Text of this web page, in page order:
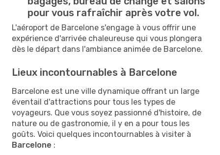
pour vous rafraîchir après votre vol.
L'aéroport de Barcelone s'engage à vous offrir une
expérience d'arrivée chaleureuse qui vous plongera
dès le départ dans l'ambiance animée de Barcelone.
Lieux incontournables à Barcelone
Barcelone est une ville dynamique offrant un large
éventail d'attractions pour tous les types de
voyageurs. Que vous soyez passionné d'histoire, de
nature ou de gastronomie, il y en a pour tous les
goûts. Voici quelques incontournables à visiter à
Barcelone :